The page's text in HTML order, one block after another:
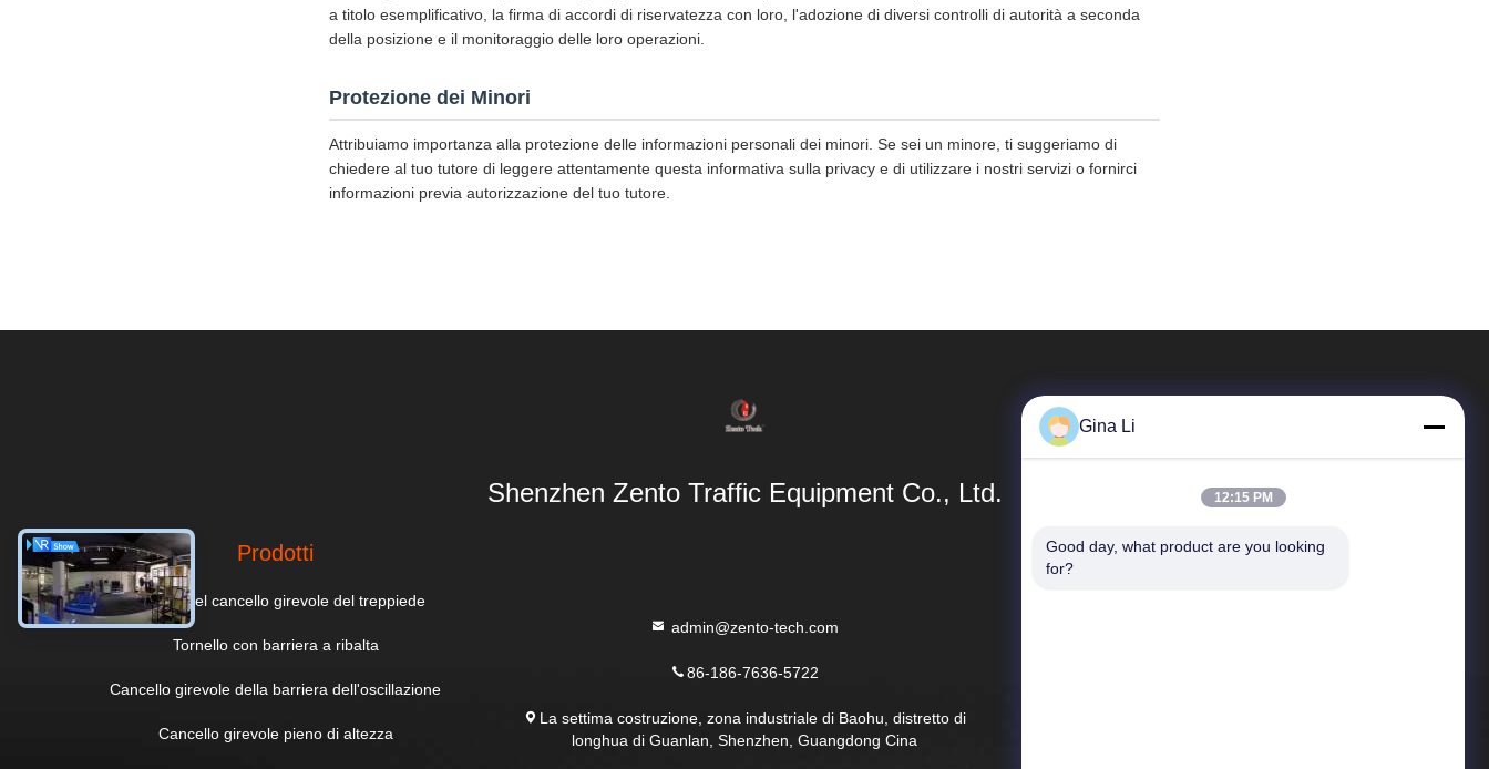
a titolo esemplificativo, la firma di accordi di riservatezza con loro, l'adozione di diversi controlli di autorità a seconda
della posizione e il monitoraggio delle loro operazioni.
Protezione dei Minori
Attribuiamo importanza alla protezione delle informazioni personali dei minori. Se sei un minore, ti suggeriamo di
chiedere al tuo tutore di leggere attentamente questa informativa sulla privacy e di utilizzare i nostri servizi o fornirci
informazioni previa autorizzazione del tuo tutore.
Shenzhen Zento Traffic Equipment Co., Ltd.
Prodotti
Portone del cancello girevole del treppiede
Tornello con barriera a ribalta
Cancello girevole della barriera dell'oscillazione
Cancello girevole pieno di altezza
admin@zento-tech.com
86-186-7636-5722
La settima costruzione, zona industriale di Baohu, distretto di
longhua di Guanlan, Shenzhen, Guangdong Cina
Link Veloci
Gina Li
12:15 PM
Good day, what product are you looking
for?